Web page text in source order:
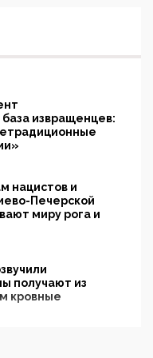
извращенцев:
нацистов и
Печерской
миру рога и
получают из
кровные